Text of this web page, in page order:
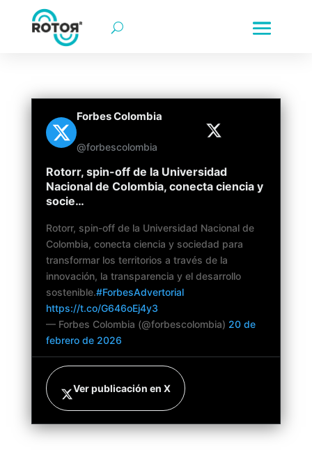
Forbes Colombia
@forbescolombia
Rotorr, spin-off de la Universidad
Nacional de Colombia, conecta ciencia y
socie…
Rotorr, spin-off de la Universidad Nacional de
Colombia, conecta ciencia y sociedad para
transformar los territorios a través de la
innovación, la transparencia y el desarrollo
sostenible.#ForbesAdvertorial
https://t.co/G646oEj4y3
— Forbes Colombia (@forbescolombia) 20 de
febrero de 2026
Ver publicación en X